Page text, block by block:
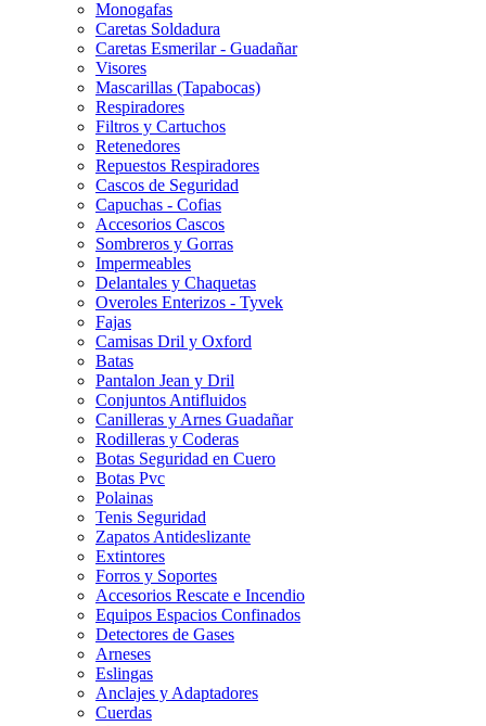
Monogafas
Caretas Soldadura
Caretas Esmerilar - Guadañar
Visores
Mascarillas (Tapabocas)
Respiradores
Filtros y Cartuchos
Retenedores
Repuestos Respiradores
Cascos de Seguridad
Capuchas - Cofias
Accesorios Cascos
Sombreros y Gorras
Impermeables
Delantales y Chaquetas
Overoles Enterizos - Tyvek
Fajas
Camisas Dril y Oxford
Batas
Pantalon Jean y Dril
Conjuntos Antifluidos
Canilleras y Arnes Guadañar
Rodilleras y Coderas
Botas Seguridad en Cuero
Botas Pvc
Polainas
Tenis Seguridad
Zapatos Antideslizante
Extintores
Forros y Soportes
Accesorios Rescate e Incendio
Equipos Espacios Confinados
Detectores de Gases
Arneses
Eslingas
Anclajes y Adaptadores
Cuerdas